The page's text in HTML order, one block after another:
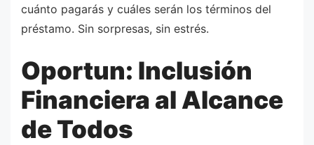
cuánto pagarás y cuáles serán los términos del
préstamo. Sin sorpresas, sin estrés.
Oportun: Inclusión
Financiera al Alcance
de Todos